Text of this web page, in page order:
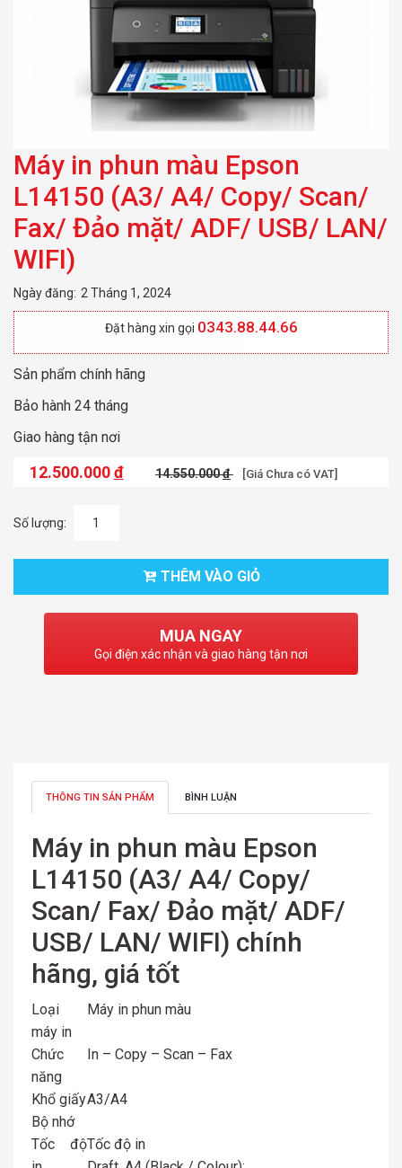
Đảo mặt/ ADF/ USB/
LAN/ WIFI)
Máy in phun màu Epson
L14150 (A3/ A4/ Copy/ Scan/
Fax/ Đảo mặt/ ADF/ USB/ LAN/
WIFI)
Ngày đăng: 2 Tháng 1, 2024
Đặt hàng xin gọi 0343.88.44.66
Sản phẩm chính hãng
Bảo hành 24 tháng
Giao hàng tận nơi
12.500.000đ 14.550.000đ [Giá Chưa có VAT]
Số lượng:
THÊM VÀO GIỎ
MUA NGAY
Gọi điện xác nhận và giao hàng tận nơi
THÔNG TIN SẢN PHẨM BÌNH LUẬN
Máy in phun màu Epson
L14150 (A3/ A4/ Copy/
Scan/ Fax/ Đảo mặt/ ADF/
USB/ LAN/ WIFI) chính
hãng, giá tốt
Loại
máy in
Máy in phun màu
Chức
năng
In – Copy – Scan – Fax
Khổ giấyA3/A4
Bộ nhớ
Tốc độTốc độ in